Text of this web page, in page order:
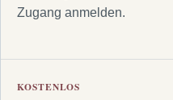
Zugang anmelden.
KOSTENLOS